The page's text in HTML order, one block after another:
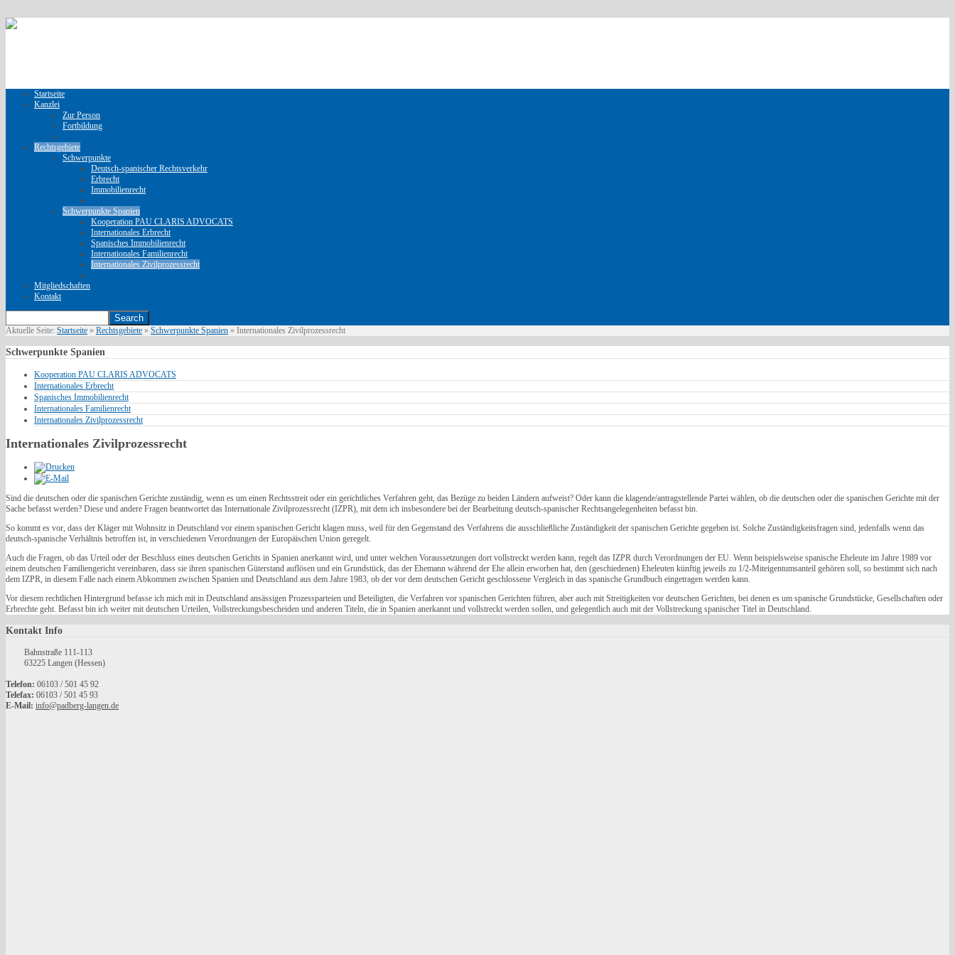
Startseite
Kanzlei
Zur Person
Fortbildung
Rechtsgebiete
Schwerpunkte
Deutsch-spanischer Rechtsverkehr
Erbrecht
Immobilienrecht
Schwerpunkte Spanien
Kooperation PAU CLARIS ADVOCATS
Internationales Erbrecht
Spanisches Immobilienrecht
Internationales Familienrecht
Internationales Zivilprozessrecht
Mitgliedschaften
Kontakt
Aktuelle Seite: Startseite » Rechtsgebiete » Schwerpunkte Spanien » Internationales Zivilprozessrecht
Schwerpunkte Spanien
Kooperation PAU CLARIS ADVOCATS
Internationales Erbrecht
Spanisches Immobilienrecht
Internationales Familienrecht
Internationales Zivilprozessrecht
Internationales Zivilprozessrecht
Sind die deutschen oder die spanischen Gerichte zuständig, wenn es um einen Rechtsstreit oder ein gerichtliches Verfahren geht, das Bezüge zu beiden Ländern aufweist? Oder kann die klagende/antragstellende Partei wählen, ob die deutschen oder die spanischen Gerichte mit der
Sache befasst werden? Diese und andere Fragen beantwortet das Internationale Zivilprozessrecht (IZPR), mit dem ich insbesondere bei der Bearbeitung deutsch-spanischer Rechtsangelegenheiten befasst bin.
So kommt es vor, dass der Kläger mit Wohnsitz in Deutschland vor einem spanischen Gericht klagen muss, weil für den Gegenstand des Verfahrens die ausschließliche Zuständigkeit der spanischen Gerichte gegeben ist. Solche Zuständigkeitsfragen sind, jedenfalls wenn das
deutsch-spanische Verhältnis betroffen ist, in verschiedenen Verordnungen der Europäischen Union geregelt.
Auch die Fragen, ob das Urteil oder der Beschluss eines deutschen Gerichts in Spanien anerkannt wird, und unter welchen Voraussetzungen dort vollstreckt werden kann, regelt das IZPR durch Verordnungen der EU. Wenn beispielsweise spanische Eheleute im Jahre 1989 vor
einem deutschen Familiengericht vereinbaren, dass sie ihren spanischen Güterstand auflösen und ein Grundstück, das der Ehemann während der Ehe allein erworben hat, den (geschiedenen) Eheleuten künftig jeweils zu 1/2-Miteigentumsanteil gehören soll, so bestimmt sich nach
dem IZPR, in diesem Falle nach einem Abkommen zwischen Spanien und Deutschland aus dem Jahre 1983, ob der vor dem deutschen Gericht geschlossene Vergleich in das spanische Grundbuch eingetragen werden kann.
Vor diesem rechtlichen Hintergrund befasse ich mich mit in Deutschland ansässigen Prozessparteien und Beteiligten, die Verfahren vor spanischen Gerichten führen, aber auch mit Streitigkeiten vor deutschen Gerichten, bei denen es um spanische Grundstücke, Gesellschaften oder
Erbrechte geht. Befasst bin ich weiter mit deutschen Urteilen, Vollstreckungsbescheiden und anderen Titeln, die in Spanien anerkannt und vollstreckt werden sollen, und gelegentlich auch mit der Vollstreckung spanischer Titel in Deutschland.
Kontakt Info
Bahnstraße 111-113
63225 Langen (Hessen)
Telefon: 06103 / 501 45 92
Telefax: 06103 / 501 45 93
E-Mail: info@padberg-langen.de